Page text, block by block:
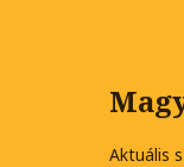
Aktuális